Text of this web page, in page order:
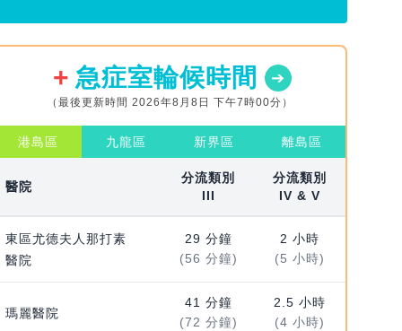
急症室輪候時間
（最後更新時間 2026年8月8日 下午7時00分）
港島區 九龍區 新界區 離島區
醫院
分流類別
III
分流類別
IV & V
東區尤德夫人那打素
醫院
29 分鐘
(56 分鐘)
2 小時
(5 小時)
瑪麗醫院
41 分鐘
(72 分鐘)
2.5 小時
(4 小時)